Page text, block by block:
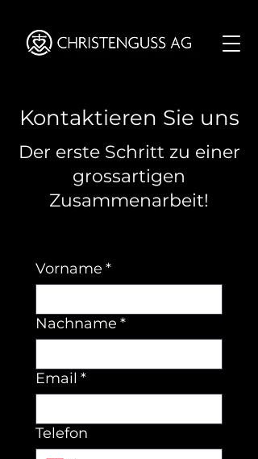
Kontaktieren Sie uns
Der erste Schritt zu einer
grossartigen
Zusammenarbeit!
Vorname *
Nachname *
Email *
Telefon